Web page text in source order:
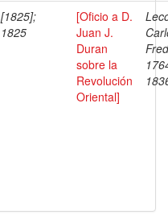
[1825];
1825
[Oficio a D.
Juan J.
Duran
sobre la
Revolución
Oriental]